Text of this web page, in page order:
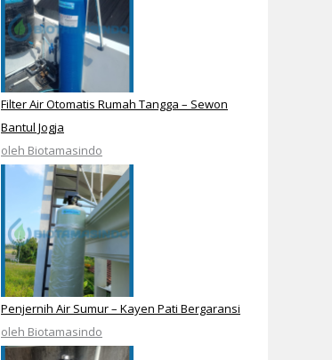
Filter Air Otomatis Rumah Tangga – Sewon
Bantul Jogja
oleh Biotamasindo
Penjernih Air Sumur – Kayen Pati Bergaransi
oleh Biotamasindo